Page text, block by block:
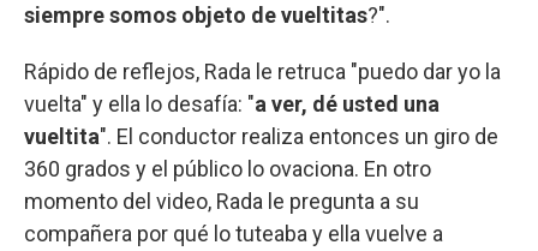
siempre somos objeto de vueltitas?".
Rápido de reflejos, Rada le retruca "puedo dar yo la
vuelta" y ella lo desafía: "a ver, dé usted una
vueltita". El conductor realiza entonces un giro de
360 grados y el público lo ovaciona. En otro
momento del video, Rada le pregunta a su
compañera por qué lo tuteaba y ella vuelve a